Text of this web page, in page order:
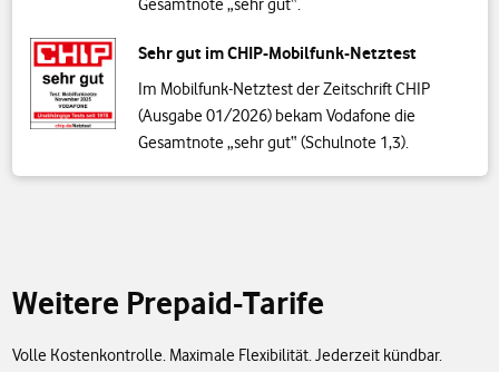
Gesamtnote „sehr gut“.
Sehr gut im CHIP-Mobilfunk-Netztest
Im Mobilfunk-Netztest der Zeitschrift CHIP
(Ausgabe 01/2026) bekam Vodafone die
Gesamtnote „sehr gut“ (Schulnote 1,3).
Weitere Prepaid-Tarife
Volle Kostenkontrolle. Maximale Flexibilität. Jederzeit kündbar.